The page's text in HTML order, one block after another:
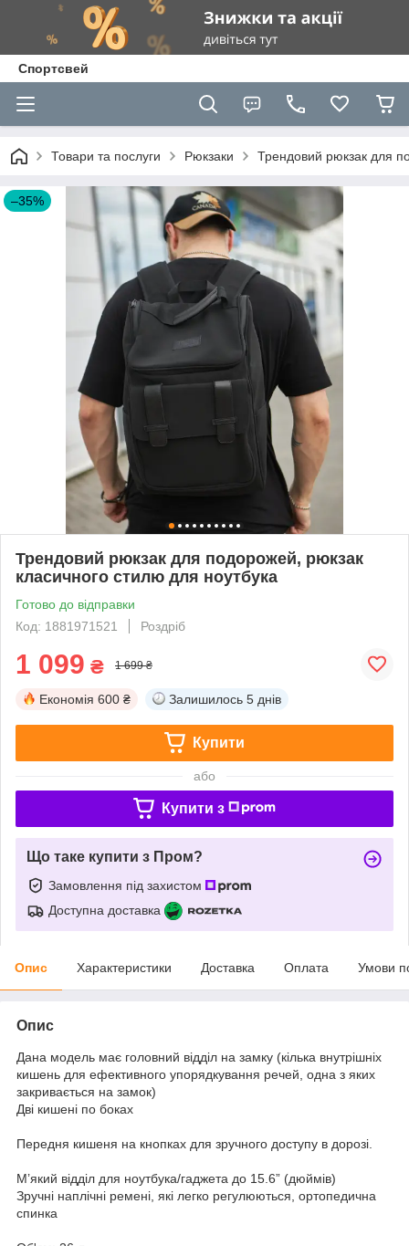
Спортсвей
Товари та послуги Рюкзаки Трендовий рюкзак для
–35%
Трендовий рюкзак для подорожей, рюкзак
класичного стилю для ноутбука
Готово до відправки
Код: 1881971521
Роздріб
1 099 ₴ 1 699 ₴
Економія 600 ₴ Залишилось 5 днів
Купити
або
Купити з
Що таке купити з Пром?
Замовлення під захистом
Доступна доставка
Опис Характеристики Доставка Оплата Умови
Опис
Дана модель має головний відділ на замку (кілька внутрішніх
кишень для ефективного упорядкування речей, одна з яких
закривається на замок)
Дві кишені по боках
Передня кишеня на кнопках для зручного доступу в дорозі.
М’який відділ для ноутбука/гаджета до 15.6” (дюймів)
Зручні наплічні ремені, які легко регулюються, ортопедична
спинка